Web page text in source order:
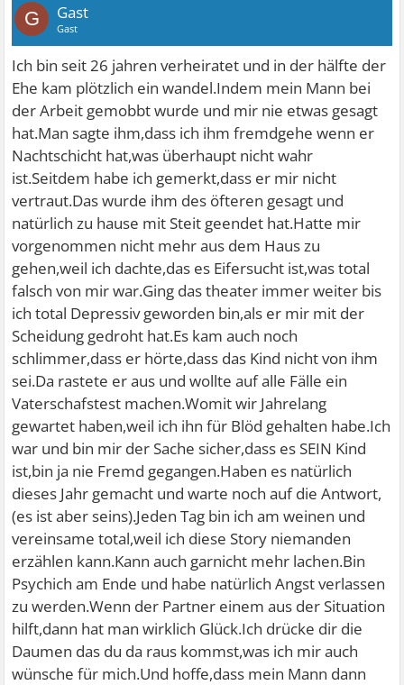
G Gast
Gast
Ich bin seit 26 jahren verheiratet und in der hälfte der
Ehe kam plötzlich ein wandel.Indem mein Mann bei
der Arbeit gemobbt wurde und mir nie etwas gesagt
hat.Man sagte ihm,dass ich ihm fremdgehe wenn er
Nachtschicht hat,was überhaupt nicht wahr
ist.Seitdem habe ich gemerkt,dass er mir nicht
vertraut.Das wurde ihm des öfteren gesagt und
natürlich zu hause mit Steit geendet hat.Hatte mir
vorgenommen nicht mehr aus dem Haus zu
gehen,weil ich dachte,das es Eifersucht ist,was total
falsch von mir war.Ging das theater immer weiter bis
ich total Depressiv geworden bin,als er mir mit der
Scheidung gedroht hat.Es kam auch noch
schlimmer,dass er hörte,dass das Kind nicht von ihm
sei.Da rastete er aus und wollte auf alle Fälle ein
Vaterschafstest machen.Womit wir Jahrelang
gewartet haben,weil ich ihn für Blöd gehalten habe.Ich
war und bin mir der Sache sicher,dass es SEIN Kind
ist,bin ja nie Fremd gegangen.Haben es natürlich
dieses Jahr gemacht und warte noch auf die Antwort,
(es ist aber seins).Jeden Tag bin ich am weinen und
vereinsame total,weil ich diese Story niemanden
erzählen kann.Kann auch garnicht mehr lachen.Bin
Psychich am Ende und habe natürlich Angst verlassen
zu werden.Wenn der Partner einem aus der Situation
hilft,dann hat man wirklich Glück.Ich drücke dir die
Daumen das du da raus kommst,was ich mir auch
wünsche für mich.Und hoffe,dass mein Mann dann